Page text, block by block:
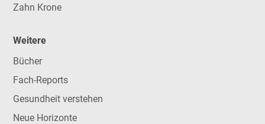
Zahn Krone
Weitere
Bücher
Fach-Reports
Gesundheit verstehen
Neue Horizonte